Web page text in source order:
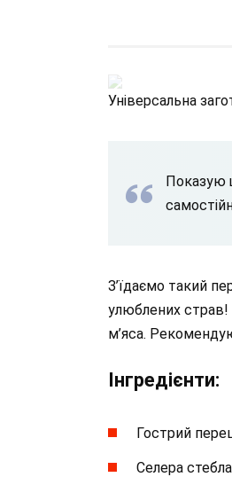
Універсальна
Показую
З’їдаємо такий
улюблених страв!
м’яса.
Інгредієнти:
Гострий
Селера стебла